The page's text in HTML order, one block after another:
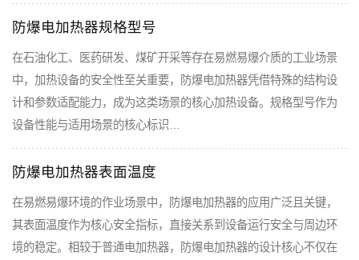
防爆电加热器规格型号
在石油化工、医药研发、煤矿开采等存在易燃易爆介质的工业场景
中，加热设备的安全性至关重要，防爆电加热器凭借特殊的结构设
计和参数适配能力，成为这类场景的核心加热设备。规格型号作为
设备性能与适用场景的核心标识…
防爆电加热器表面温度
在易燃易爆环境的作业场景中，防爆电加热器的应用广泛且关键，
其表面温度作为核心安全指标，直接关系到设备运行安全与周边环
境的稳定。相较于普通电加热器，防爆电加热器的设计核心不仅在